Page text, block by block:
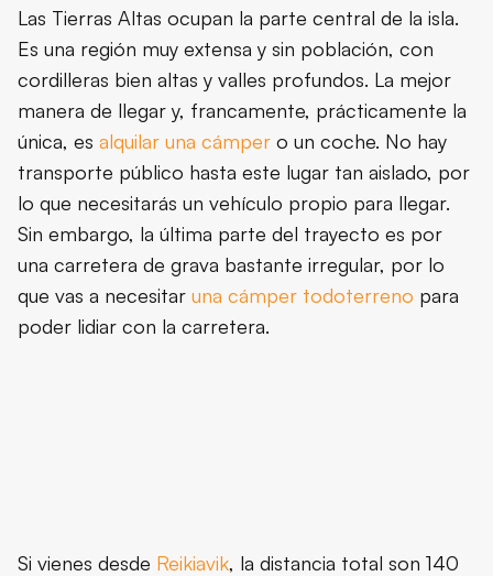
Las Tierras Altas ocupan la parte central de la isla.
Es una región muy extensa y sin población, con
cordilleras bien altas y valles profundos. La mejor
manera de llegar y, francamente, prácticamente la
única, es alquilar una cámper o un coche. No hay
transporte público hasta este lugar tan aislado, por
lo que necesitarás un vehículo propio para llegar.
Sin embargo, la última parte del trayecto es por
una carretera de grava bastante irregular, por lo
que vas a necesitar una cámper todoterreno para
poder lidiar con la carretera.
Si vienes desde Reikiavik, la distancia total son 140